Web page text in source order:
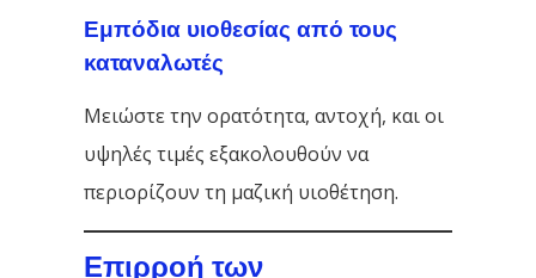
Εμπόδια υιοθεσίας από τους
καταναλωτές
Μειώστε την ορατότητα, αντοχή, και οι
υψηλές τιμές εξακολουθούν να
περιορίζουν τη μαζική υιοθέτηση.
Επιρροή των